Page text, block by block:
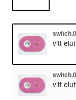
vitt
vitt